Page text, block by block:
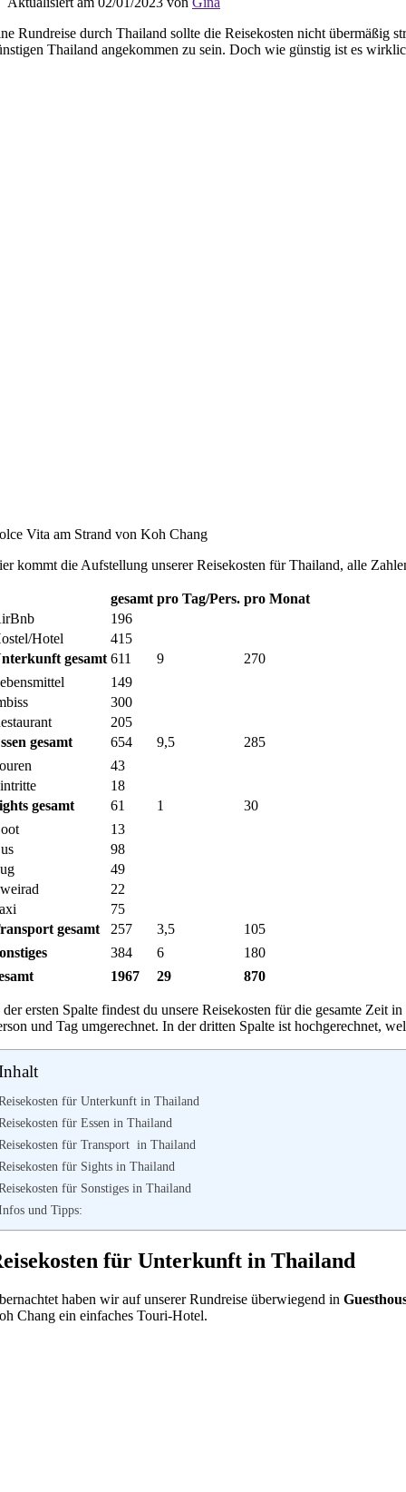
Rundreise durch Thailand sollte die Reisekosten nicht übermäßig
Thailand angekommen zu sein. Doch wie günstig ist es
Vita am Strand von Koh Chang
kommt die Aufstellung unserer Reisekosten für Thailand, alle
gesamt pro Tag/Pers. pro Monat
196
Hotel
415
gesamt 611 9
270
149
300
205
gesamt
654 9,5
285
43
18
gesamt
61 1
30
13
98
49
22
75
gesamt
257 3,5
105
384 6
180
1967 29 870
der ersten Spalte findest du unsere Reisekosten für die gesamte Zeit
und Tag umgerechnet. In der dritten Spalte ist hochgerechnet,
für Unterkunft in Thailand
für Essen in Thailand
für Transport in Thailand
für Sights in Thailand
für Sonstiges in Thailand
und Tipps:
für Unterkunft in Thailand
haben wir auf unserer Rundreise überwiegend in
Chang ein einfaches Touri-Hotel.